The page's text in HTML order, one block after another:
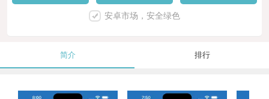
安卓市场，安全绿色
简介 排行